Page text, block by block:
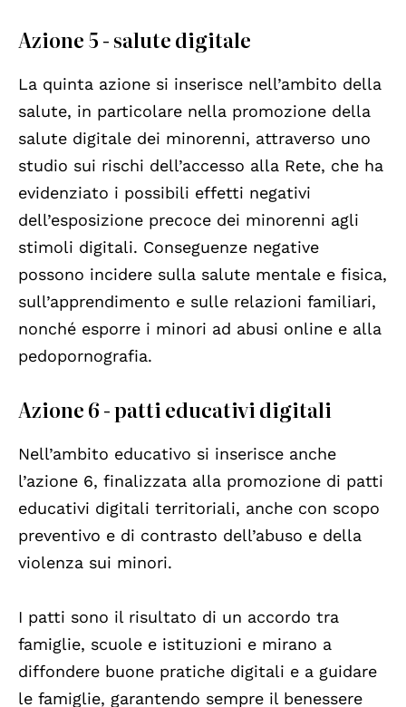
Azione 5 - salute digitale
La quinta azione si inserisce nell’ambito della
salute, in particolare nella promozione della
salute digitale dei minorenni, attraverso uno
studio sui rischi dell’accesso alla Rete, che ha
evidenziato i possibili effetti negativi
dell’esposizione precoce dei minorenni agli
stimoli digitali. Conseguenze negative
possono incidere sulla salute mentale e fisica,
sull’apprendimento e sulle relazioni familiari,
nonché esporre i minori ad abusi online e alla
pedopornografia.
Azione 6 - patti educativi digitali
Nell’ambito educativo si inserisce anche
l’azione 6, finalizzata alla promozione di patti
educativi digitali territoriali, anche con scopo
preventivo e di contrasto dell’abuso e della
violenza sui minori.
I patti sono il risultato di un accordo tra
famiglie, scuole e istituzioni e mirano a
diffondere buone pratiche digitali e a guidare
le famiglie, garantendo sempre il benessere